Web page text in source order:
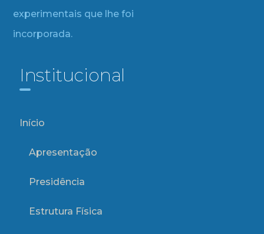
experimentais que lhe foi
incorporada.
Institucional
Início
Apresentação
Presidência
Estrutura Física